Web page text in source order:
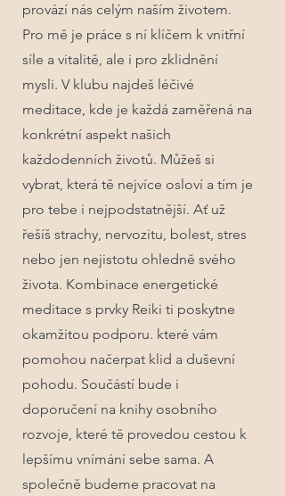
provází nás celým naším životem.
Pro mě je práce s ní klíčem k vnitřní
síle a vitalitě, ale i pro zklidnění
mysli. V klubu najdeš léčivé
meditace, kde je každá zaměřená na
konkrétní aspekt našich
každodenních životů. Můžeš si
vybrat, která tě nejvíce osloví a tím je
pro tebe i nejpodstatnější. Ať už
řešíš strachy, nervozitu, bolest, stres
nebo jen nejistotu ohledně svého
života. Kombinace energetické
meditace s prvky Reiki ti poskytne
okamžitou podporu. které vám
pomohou načerpat klid a duševní
pohodu. Součástí bude i
doporučení na knihy osobního
rozvoje, které tě provedou cestou k
lepšímu vnímání sebe sama. A
společně budeme pracovat na